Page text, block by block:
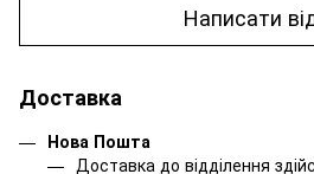
Написати
Доставка
Нова Пошта
Доставка до відділення